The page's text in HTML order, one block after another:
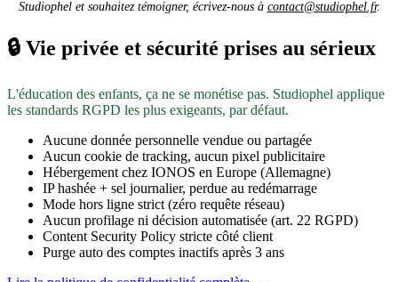
Studiophel et souhaitez témoigner, écrivez-nous à contact@studiophel.fr.
🔒 Vie privée et sécurité prises au sérieux
L'éducation des enfants, ça ne se monétise pas. Studiophel applique
les standards RGPD les plus exigeants, par défaut.
Aucune donnée personnelle vendue ou partagée
Aucun cookie de tracking, aucun pixel publicitaire
Hébergement chez IONOS en Europe (Allemagne)
IP hashée + sel journalier, perdue au redémarrage
Mode hors ligne strict (zéro requête réseau)
Aucun profilage ni décision automatisée (art. 22 RGPD)
Content Security Policy stricte côté client
Purge auto des comptes inactifs après 3 ans